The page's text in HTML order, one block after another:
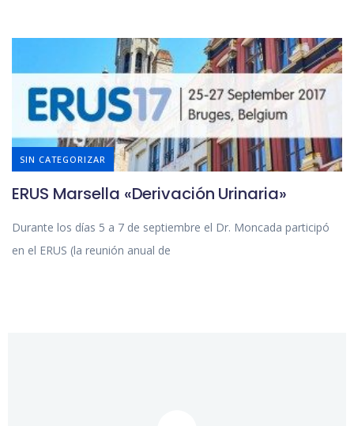
SIN CATEGORIZAR
ERUS Marsella «Derivación Urinaria»
Durante los días 5 a 7 de septiembre el Dr. Moncada participó
en el ERUS (la reunión anual de